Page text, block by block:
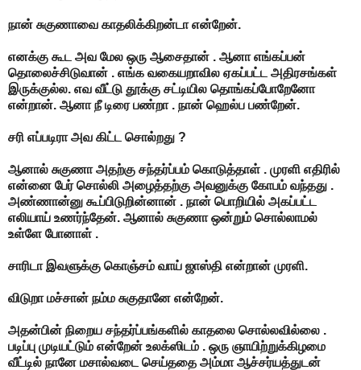
நான் சுகுணாவை காதலிக்கிறன்டா என்றேன்.
எனக்கு கூட அவ மேல ஒரு ஆசைதான் . ஆனா எங்கப்பன்
தொலைச்சிடுவான் . எங்க வகையறாவில ஏகப்பட்ட அதிரசங்கள்
இருக்குல்ல. எவ வீட்டு தூக்கு சட்டியில தொங்கப்போறேனோ
என்றான். ஆனா நீ டிரை பண்றா . நான் ஹெல்ப பண்றேன்.
சரி எப்படிரா அவ கிட்ட சொல்றது ?
ஆனால் சுகுணா அதற்கு சந்தர்ப்பம் கொடுத்தாள் . முரளி எதிரில்
என்னை பேர் சொல்லி அழைத்தற்கு அவனுக்கு கோபம் வந்தது .
அண்ணான்னு கூப்பிடுறின்னான் . நான் பொறியில் அகப்பட்ட
எலியாய் உணர்ந்தேன். ஆனால் சுகுணா ஒன்றும் சொல்லாமல்
உள்ளே போனாள் .
சாரிடா இவளுக்கு கொஞ்சம் வாய் ஜாஸ்தி என்றான் முரளி.
விடுறா மச்சான் நம்ம சுகுதானே என்றேன்.
அதன்பின் நிறைய சந்தர்ப்பங்களில் காதலை சொல்லவில்லை .
படிப்பு முடியட்டும் என்றேன் உலக்ஸிடம் . ஒரு ஞாயிற்றுக்கிழமை
வீட்டில் நானே மசால்வடை செய்ததை அம்மா ஆச்சர்யத்துடன்